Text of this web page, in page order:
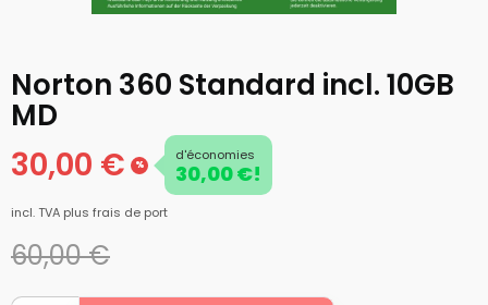
Norton 360 Standard incl. 10GB
MD
30,00 € %
d'économies
30,00 €!
incl. TVA plus frais de port
60,00 €